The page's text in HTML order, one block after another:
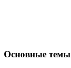
Основные темы